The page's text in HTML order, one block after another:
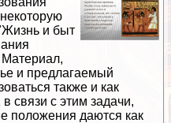
и быт
Материал,
и предлагаемый
также и как
связи с этим задачи,
положения даются как